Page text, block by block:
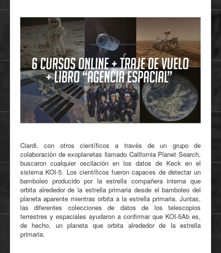
Ciardi, con otros científicos a través de un grupo de
colaboración de exoplanetas llamado California Planet Search,
buscaron cualquier oscilación en los datos de Keck en el
sistema KOI-5. Los científicos fueron capaces de detectar un
bamboleo producido por la estrella compañera interna que
orbita alrededor de la estrella primaria desde el bamboleo del
planeta aparente mientras orbita a la estrella primaria. Juntas,
las diferentes colecciones de datos de los telescopios
terrestres y espaciales ayudaron a confirmar que KOI-5Ab es,
de hecho, un planeta que orbita alrededor de la estrella
primaria.